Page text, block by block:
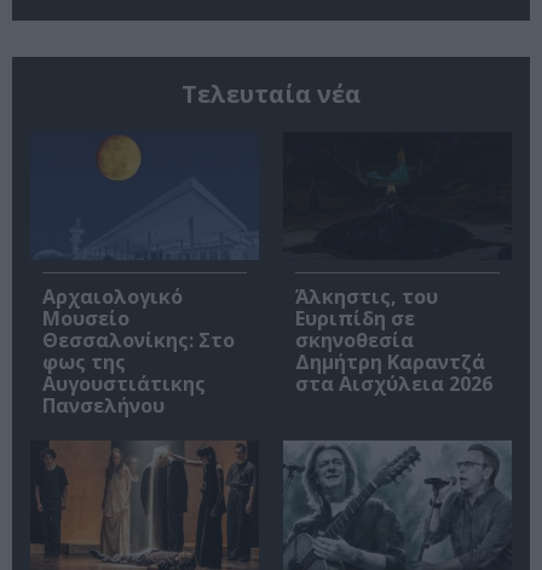
Τελευταία νέα
Αρχαιολογικό
Μουσείο
Θεσσαλονίκης: Στο
φως της
Αυγουστιάτικης
Πανσελήνου
Άλκηστις, του
Ευριπίδη σε
σκηνοθεσία
Δημήτρη Καραντζά
στα Αισχύλεια 2026